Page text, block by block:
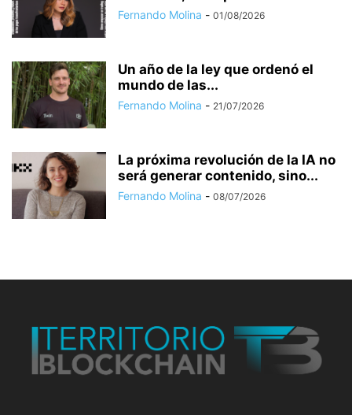
Fernando Molina - 01/08/2026
Un año de la ley que ordenó el
mundo de las...
Fernando Molina - 21/07/2026
La próxima revolución de la IA no
será generar contenido, sino...
Fernando Molina - 08/07/2026